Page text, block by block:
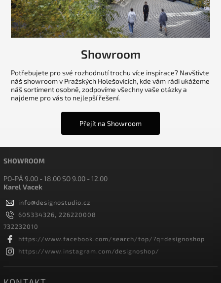
Showroom
Potřebujete pro své rozhodnutí trochu více inspirace? Navštivte
náš showroom v Pražských Holešovicích, kde vám rádi ukážeme
náš sortiment osobně, zodpovíme všechny vaše otázky a
najdeme pro vás to nejlepší řešení.
Přejít na Showroom
SHOWROOM
PO-PÁ 9.00 - 18.00 SO 9.00 - 12.00
Karel Vacek
info@designostudio.cz
605334326, 226220008
732232010
https://www.facebook.com/search/top/?q=designoshop
https://www.instagram.com/designoshop/